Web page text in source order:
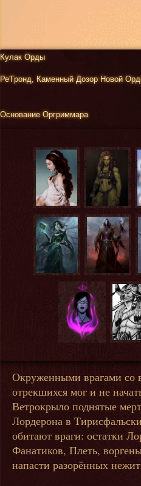
Кулак Орды
Ре'Гронд, Каменный Дозор Новой
Основание Оргриммара
Окруженными врагами со
отрекшихся мог и не
Ветрокрыло поднятые
Лордерона в
обитают враги: остатки
Фанатиков, Плеть,
напасти разорённых